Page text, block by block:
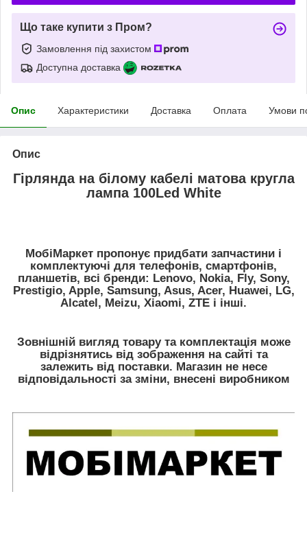
Що таке купити з Пром?
Замовлення під захистом
Доступна доставка
Опис Характеристики Доставка Оплата Умови
Опис
Гірлянда на білому кабелі матова кругла
лампа 100Led White
МобіМаркет пропонує придбати запчастини і
комплектуючі для телефонів, смартфонів,
планшетів, всі бренди: Lenovo, Nokia, Fly, Sony,
Prestigio, Apple, Samsung, Asus, Acer, Huawei, LG,
Alcatel, Meizu, Xiaomi, ZTE і інші.
Зовнішній вигляд товару та комплектація може
відрізнятись від зображення на сайті та
залежить від поставки. Магазин не несе
відповідальності за зміни, внесені виробником